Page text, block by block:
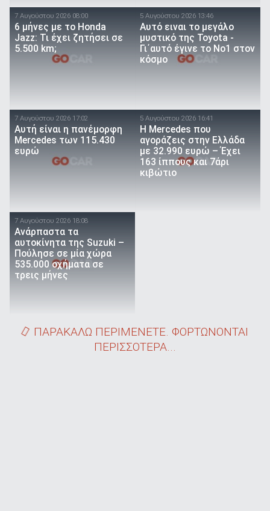
7 Αυγούστου 2026 08:00
6 μήνες με το Honda
Jazz: Τι έχει ζητήσει σε
5.500 km;
5 Αυγούστου 2026 13:46
Αυτό ειναι τo μεγάλο
μυστικό της Toyota -
Γι΄αυτό έγινε το Νο1 στον
κόσμο
7 Αυγούστου 2026 17:02
Αυτή είναι η πανέμορφη
Mercedes των 115.430
ευρώ
5 Αυγούστου 2026 16:41
Η Mercedes που
αγοράζεις στην Ελλάδα
με 32.990 ευρώ – Έχει
163 ίππους και 7άρι
κιβώτιο
7 Αυγούστου 2026 18:08
Ανάρπαστα τα
αυτοκίνητα της Suzuki –
Πούλησε σε μία χώρα
535.000 οχήματα σε
τρεις μήνες
ΠΑΡΑΚΑΛΩ ΠΕΡΙΜΕΝΕΤΕ. ΦΟΡΤΩΝΟΝΤΑΙ
ΠΕΡΙΣΣΟΤΕΡΑ...